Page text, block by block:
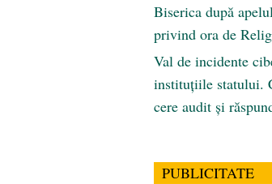
Biserica după
privind ora de
Val de incidente
instituțiile statului.
cere audit și
PUBLICITATE